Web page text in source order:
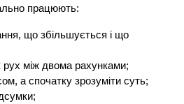
працюють:
що збільшується і що
рух між двома рахунками;
а спочатку зрозуміти суть;